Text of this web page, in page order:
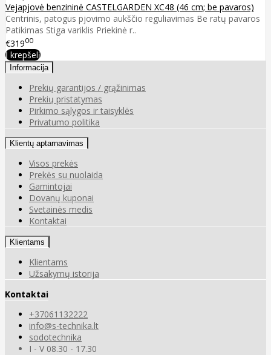
Vejapjovė benzininė CASTELGARDEN XC48 (46 cm; be pavaros)
Centrinis, patogus pjovimo aukščio reguliavimas Be ratų pavaros
Patikimas Stiga variklis Priekinė r..
€31900
Į krepšelį
Informacija
Prekių garantijos / grąžinimas
Prekių pristatymas
Pirkimo sąlygos ir taisyklės
Privatumo politika
Klientų aptarnavimas
Visos prekės
Prekės su nuolaida
Gamintojai
Dovanų kuponai
Svetainės medis
Kontaktai
Klientams
Klientams
Užsakymų istorija
Kontaktai
+37061132222
info@s-technika.lt
sodotechnika
I - V 08.30 - 17.30